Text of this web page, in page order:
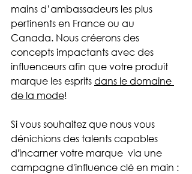
mains d’ambassadeurs les plus
pertinents en France ou au
Canada. Nous créerons des
concepts impactants avec des
influenceurs afin que votre produit
marque les esprits dans le domaine
de la mode!
Si vous souhaitez que nous vous
dénichions des talents capables
d'incarner votre marque  via une
campagne d'influence clé en main :